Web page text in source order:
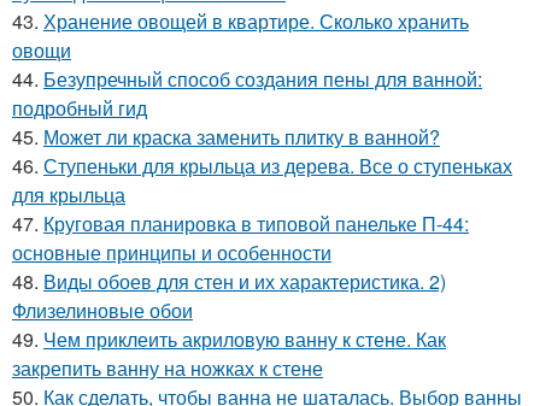
43. Хранение овощей в квартире. Сколько хранить
овощи
44. Безупречный способ создания пены для ванной:
подробный гид
45. Может ли краска заменить плитку в ванной?
46. Ступеньки для крыльца из дерева. Все о ступеньках
для крыльца
47. Круговая планировка в типовой панельке П-44:
основные принципы и особенности
48. Виды обоев для стен и их характеристика. 2)
Флизелиновые обои
49. Чем приклеить акриловую ванну к стене. Как
закрепить ванну на ножках к стене
50. Как сделать, чтобы ванна не шаталась. Выбор ванны